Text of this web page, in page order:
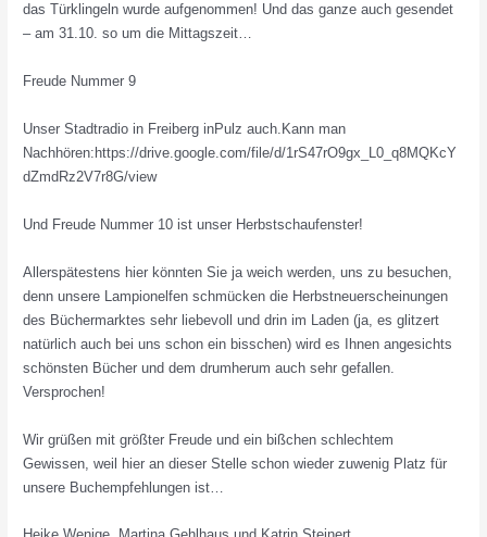
das Türklingeln wurde aufgenommen! Und das ganze auch gesendet
– am 31.10. so um die Mittagszeit…
Freude Nummer 9
Unser Stadtradio in Freiberg inPulz auch.Kann man
Nachhören:https://drive.google.com/file/d/1rS47rO9gx_L0_q8MQKcY
dZmdRz2V7r8G/view
Und Freude Nummer 10 ist unser Herbstschaufenster!
Allerspätestens hier könnten Sie ja weich werden, uns zu besuchen,
denn unsere Lampionelfen schmücken die Herbstneuerscheinungen
des Büchermarktes sehr liebevoll und drin im Laden (ja, es glitzert
natürlich auch bei uns schon ein bisschen) wird es Ihnen angesichts
schönsten Bücher und dem drumherum auch sehr gefallen.
Versprochen!
Wir grüßen mit größter Freude und ein bißchen schlechtem
Gewissen, weil hier an dieser Stelle schon wieder zuwenig Platz für
unsere Buchempfehlungen ist…